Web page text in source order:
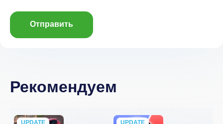
Отправить
Рекомендуем
UPDATE
NEW UPDATE
NEW